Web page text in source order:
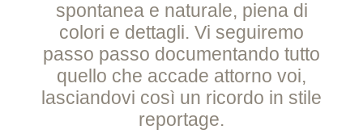
spontanea e naturale, piena di
colori e dettagli. Vi seguiremo
passo passo documentando tutto
quello che accade attorno voi,
lasciandovi così un ricordo in stile
reportage.